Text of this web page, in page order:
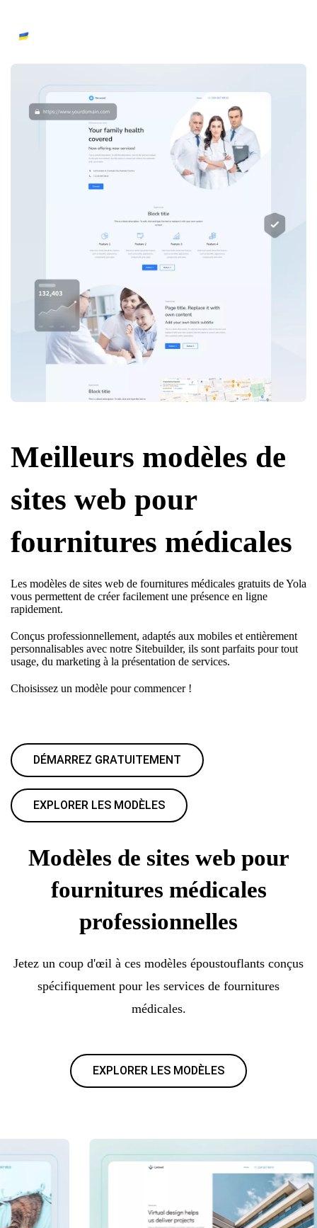
Meilleurs modèles de
sites web pour
fournitures médicales
Les modèles de sites web de fournitures médicales gratuits de Yola
vous permettent de créer facilement une présence en ligne
rapidement.
Conçus professionnellement, adaptés aux mobiles et entièrement
personnalisables avec notre Sitebuilder, ils sont parfaits pour tout
usage, du marketing à la présentation de services.
Choisissez un modèle pour commencer !
DÉMARREZ GRATUITEMENT
EXPLORER LES MODÈLES
Modèles de sites web pour
fournitures médicales
professionnelles
Jetez un coup d'œil à ces modèles époustouflants conçus
spécifiquement pour les services de fournitures
médicales.
EXPLORER LES MODÈLES